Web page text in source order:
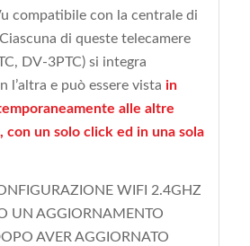
compatibile con la centrale di
di queste telecamere
DV-3PTC) si integra
l’altra e può essere vista in
alle altre
con un solo click ed in una sola
WIFI 2.4GHZ
UN AGGIORNAMENTO
AVER AGGIORNATO